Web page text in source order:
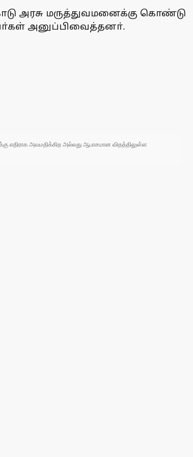
அரசு மருத்துவமனைக்கு கொண்டு
அனுப்பிவைத்தனா்.
எதிராக அவமதிக்கிற அல்லது ஆபாசமான விதத்திலுள்ள